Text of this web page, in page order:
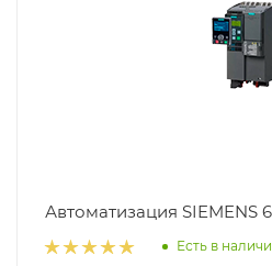
Автоматизация SIEMENS
Есть в